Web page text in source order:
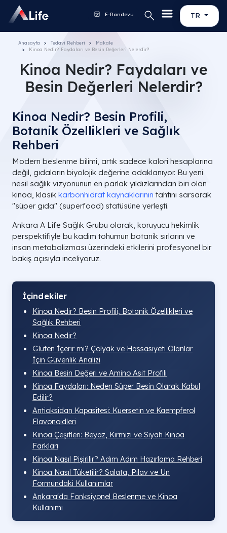
TR
E-Randevu
Anasayfa Tedavi Rehberi
Makale
Kinoa Nedir? Faydaları ve Besin Değerleri Nelerdir?
Kinoa Nedir? Faydaları ve
Besin Değerleri Nelerdir?
Kinoa Nedir? Besin Profili,
Botanik Özellikleri ve Sağlık
Rehberi
Modern beslenme bilimi, artık sadece kalori hesaplarına
değil, gıdaların biyolojik değerine odaklanıyor. Bu yeni
nesil sağlık vizyonunun en parlak yıldızlarından biri olan
kinoa, klasik karbonhidrat kaynaklarının tahtını sarsarak
"süper gıda" (superfood) statüsüne yerleşti.
Ankara A Life Sağlık Grubu olarak, koruyucu hekimlik
perspektifiyle bu kadim tohumun botanik sırlarını ve
insan metabolizması üzerindeki etkilerini profesyonel bir
bakış açısıyla inceliyoruz.
İçindekiler
Kinoa Nedir? Besin Profili, Botanik Özellikleri ve
Sağlık Rehberi
Kinoa Nedir?
Glüten İçerir mi? Çölyak ve Hassasiyeti Olanlar
İçin Güvenlik Analizi
Kinoa Besin Değeri ve Amino Asit Profili
Kinoa Faydaları: Neden Süper Besin Olarak Kabul
Edilir?
Antioksidan Kapasitesi: Kuersetin ve Kaempferol
Flavonoidleri
Kinoa Çeşitleri: Beyaz, Kırmızı ve Siyah Kinoa
Farkları
Kinoa Nasıl Pişirilir? Adım Adım Hazırlama Rehberi
Kinoa Nasıl Tüketilir? Salata, Pilav ve Un
Formundaki Kullanımlar
Ankara'da Fonksiyonel Beslenme ve Kinoa
Kullanımı